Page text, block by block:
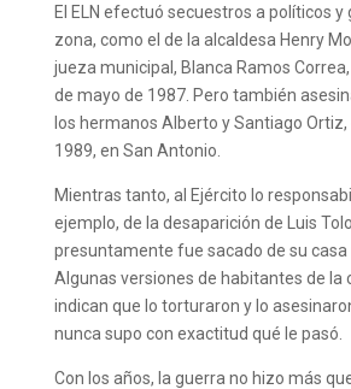
El ELN efectuó secuestros a políticos y
zona, como el de la alcaldesa Henry
jueza municipal, Blanca Ramos
de mayo de 1987. Pero también
los hermanos Alberto y Santiago
1989, en San Antonio.
Mientras tanto, al Ejército lo
ejemplo, de la desaparición de Luis
presuntamente fue sacado de su casa
Algunas versiones de habitantes de la
indican que lo torturaron y lo
nunca supo con exactitud qué le pasó.
Con los años, la guerra no hizo más